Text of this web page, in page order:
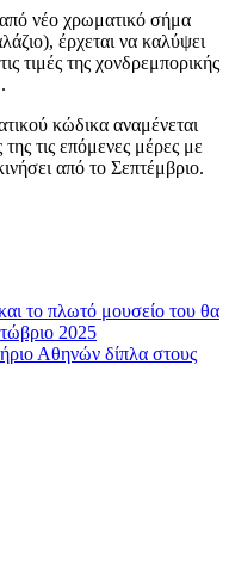
νέο χρωματικό σήμα
έρχεται να καλύψει
τιμές της χονδρεμπορικής
κώδικα αναμένεται
τις επόμενες μέρες με
από το Σεπτέμβριο.
το πλωτό μουσείο του θα
2025
Αθηνών δίπλα στους